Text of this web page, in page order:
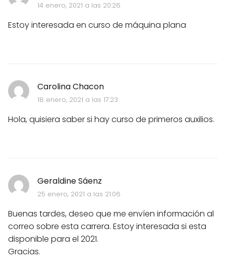
14 enero, 2021 a las 20:26
Estoy interesada en curso de máquina plana
Carolina Chacon
18 enero, 2021 a las 17:23
Hola, quisiera saber si hay curso de primeros auxilios.
Geraldine Sáenz
25 enero, 2021 a las 21:06
Buenas tardes, deseo que me envíen información al
correo sobre esta carrera. Estoy interesada si esta
disponible para el 2021.
Gracias.